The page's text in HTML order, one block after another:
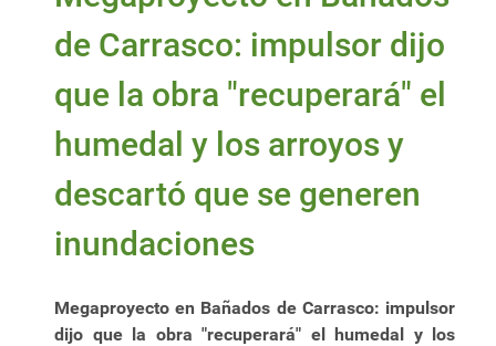
de Carrasco: impulsor dijo
que la obra "recuperará" el
humedal y los arroyos y
descartó que se generen
inundaciones
Megaproyecto en Bañados de Carrasco: impulsor
dijo que la obra "recuperará" el humedal y los